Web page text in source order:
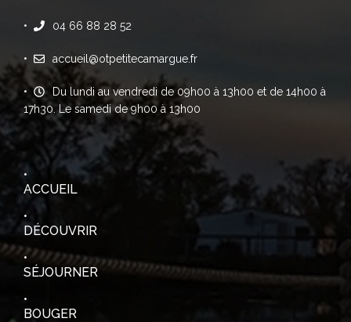
04 66 88 28 52
accueil@otpetitecamargue.fr
Du lundi au vendredi de 09h00 à 13h00 et de 14h00 à
17h30. Le samedi de 9h00 à 13h00
ACCUEIL
DÉCOUVRIR
SÉJOURNER
BOUGER